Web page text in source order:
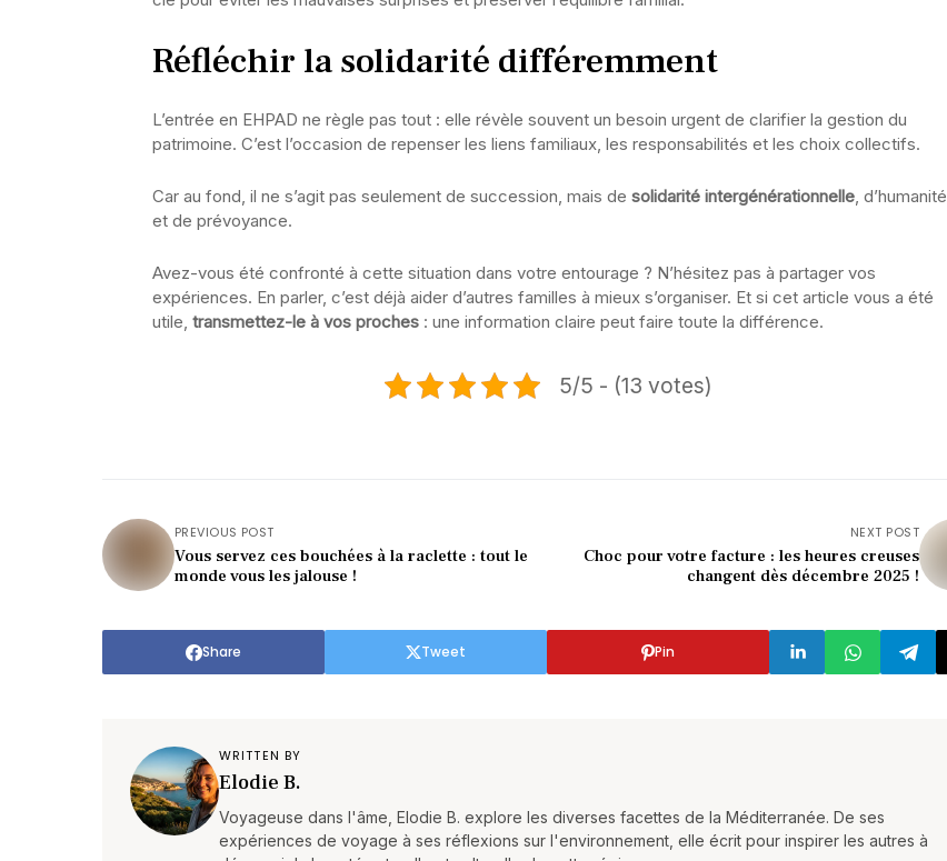
Réfléchir la solidarité différemment
L’entrée en EHPAD ne règle pas tout : elle révèle souvent un besoin urgent de clarifier la gestion du
patrimoine. C’est l’occasion de repenser les liens familiaux, les responsabilités et les choix collectifs.
Car au fond, il ne s’agit pas seulement de succession, mais de solidarité intergénérationnelle, d’humanité
et de prévoyance.
Avez-vous été confronté à cette situation dans votre entourage ? N’hésitez pas à partager vos
expériences. En parler, c’est déjà aider d’autres familles à mieux s’organiser. Et si cet article vous a été
utile, transmettez-le à vos proches : une information claire peut faire toute la différence.
5/5 - (13 votes)
PREVIOUS POST
Vous servez ces bouchées à la raclette : tout le
monde vous les jalouse !
NEXT POST
Choc pour votre facture : les heures creuses
changent dès décembre 2025 !
Share Tweet Pin
WRITTEN BY
Elodie B.
Voyageuse dans l'âme, Elodie B. explore les diverses facettes de la Méditerranée. De ses
expériences de voyage à ses réflexions sur l'environnement, elle écrit pour inspirer les autres à